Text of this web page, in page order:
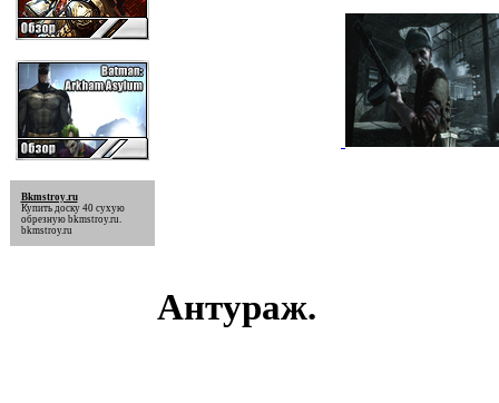
Bkmstroy.ru
Купить доску 40 сухую
обрезную bkmstroy.ru
bkmstroy.ru
Антураж.